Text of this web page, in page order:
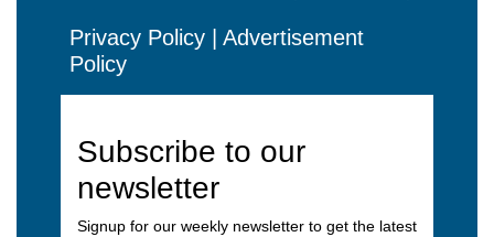
Privacy Policy
Advertisement
Policy
Subscribe to our
newsletter
Signup for our weekly newsletter to get the latest